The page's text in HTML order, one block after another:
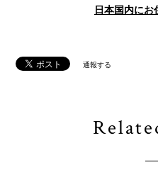
日本国内にお
通報する